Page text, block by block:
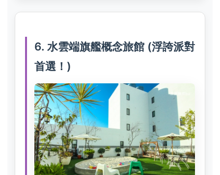
6. 水雲端旗艦概念旅館 (浮誇派對
首選！)